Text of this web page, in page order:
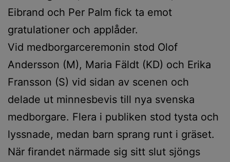
Eibrand och Per Palm fick ta emot
gratulationer och applåder.
Vid medborgarceremonin stod Olof
Andersson (M), Maria Fäldt (KD) och Erika
Fransson (S) vid sidan av scenen och
delade ut minnesbevis till nya svenska
medborgare. Flera i publiken stod tysta och
lyssnade, medan barn sprang runt i gräset.
När firandet närmade sig sitt slut sjöngs